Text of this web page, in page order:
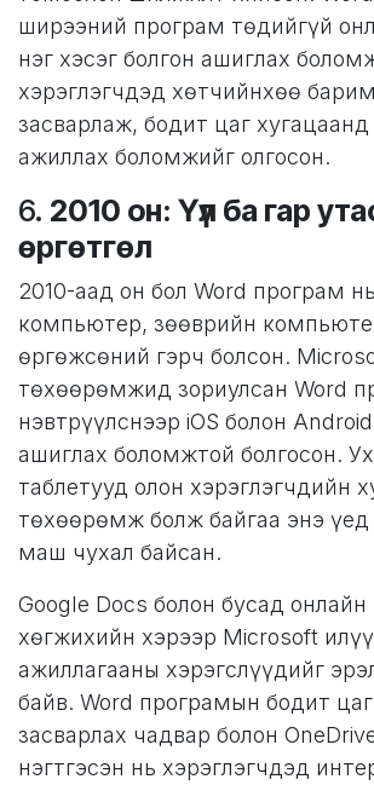
ширээний програм төдийгүй
нэг хэсэг болгон ашиглах
хэрэглэгчдэд хөтчийнхөө
засварлаж, бодит цаг
ажиллах боломжийг олгосон.
6. 2010 он: Үүл ба гар
өргөтгөл
2010-аад он бол Word програм
компьютер, зөөврийн
өргөжсөний гэрч болсон.
төхөөрөмжид зориулсан Word
нэвтрүүлснээр iOS болон
ашиглах боломжтой болгосон.
таблетууд олон хэрэглэгчдийн
төхөөрөмж болж байгаа энэ үед
маш чухал байсан.
Google Docs болон бусад
хөгжихийн хэрээр Microsoft
ажиллагааны хэрэгслүүдийг
байв. Word програмын бодит
засварлах чадвар болон
нэгтгэсэн нь хэрэглэгчдэд